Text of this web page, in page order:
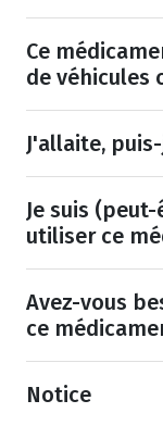
Ce
de véhicules
J'allaite,
Je suis
utiliser ce
Avez-vous
ce
Notice